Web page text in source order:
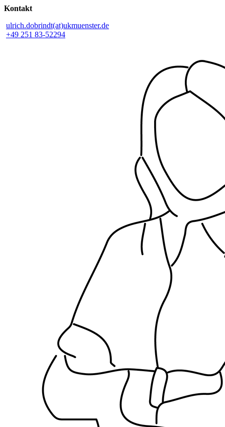
Kontakt
ulrich.dobrindt(at)ukmuenster.de
+49 251 83-52294